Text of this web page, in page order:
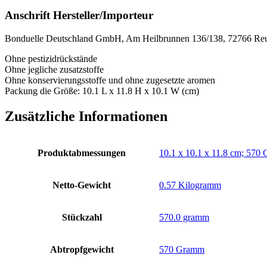
Anschrift Hersteller/Importeur
Bonduelle Deutschland GmbH, Am Heilbrunnen 136/138, 72766
Ohne pestizidrückstände
Ohne jegliche zusatzstoffe
Ohne konservierungsstoffe und ohne zugesetzte aromen
Packung die Größe: 10.1 L x 11.8 H x 10.1 W (cm)
Zusätzliche Informationen
Produktabmessungen ‎10.1 x 10.1 x 11.8 cm; 570
Netto-Gewicht ‎0.57 Kilogramm
Stückzahl ‎570.0 gramm
Abtropfgewicht ‎570 Gramm